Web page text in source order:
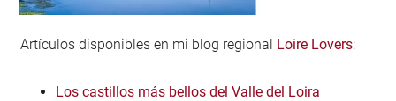
Artículos disponibles en mi blog regional Loire Lovers:
Los castillos más bellos del Valle del Loira